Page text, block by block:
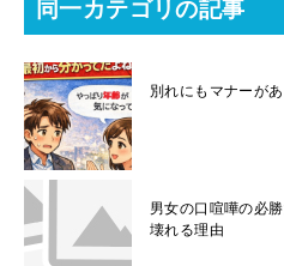
同一カテゴリの記事
別れにもマナーが
男女の口喧嘩の必
壊れる理由